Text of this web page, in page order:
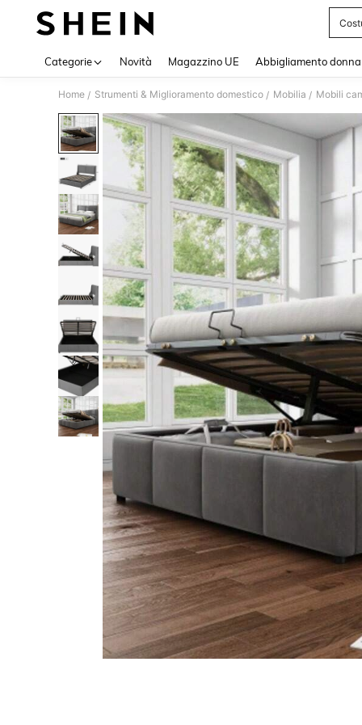
Categorie Novità Magazzino UE Abbigliamento donna
Home / Strumenti & Miglioramento domestico / Mobilia / Mobili